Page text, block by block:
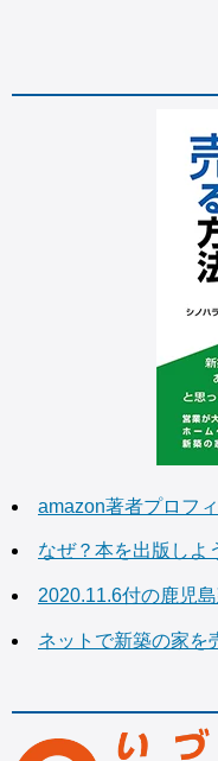
amazon著者プロフ
なぜ？本を出版しよ
2020.11.6付の鹿児
ネットで新築の家を